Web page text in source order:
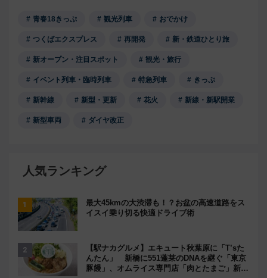
青春18きっぷ 観光列車 おでかけ
つくばエクスプレス 再開発 新・鉄道ひとり旅
新オープン・注目スポット 観光・旅行
イベント列車・臨時列車 特急列車 きっぷ
新幹線 新型・更新 花火 新線・新駅開業
新型車両 ダイヤ改正
人気ランキング
最大45kmの大渋滞も！？お盆の高速道路をス
イスイ乗り切る快適ドライブ術
【駅ナカグルメ】エキュート秋葉原に「T’sた
んたん」 新橋に551蓬莱のDNAを継ぐ「東京
豚饅」、オムライス専門店「肉とたまご」新グ